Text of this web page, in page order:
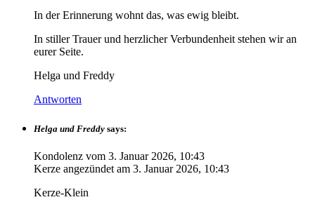
In der Erinnerung wohnt das, was ewig bleibt.
In stiller Trauer und herzlicher Verbundenheit stehen wir an
eurer Seite.
Helga und Freddy
Antworten
Helga und Freddy says:
Kondolenz vom 3. Januar 2026, 10:43
Kerze angezündet am 3. Januar 2026, 10:43
Kerze-Klein